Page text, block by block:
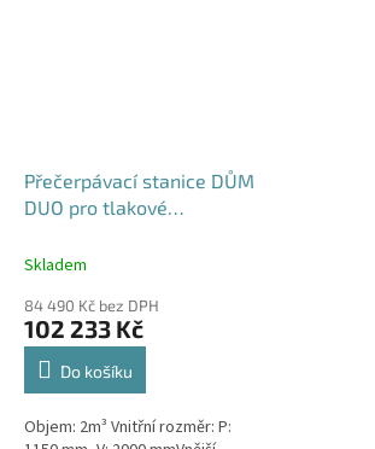
Přečerpávací stanice DŮM
DUO pro tlakové
řezákem dvouplášťová -
Skladem
84 490 Kč bez DPH
102 233 Kč
Do košíku
Objem: 2m³ Vnitřní rozměr: P: